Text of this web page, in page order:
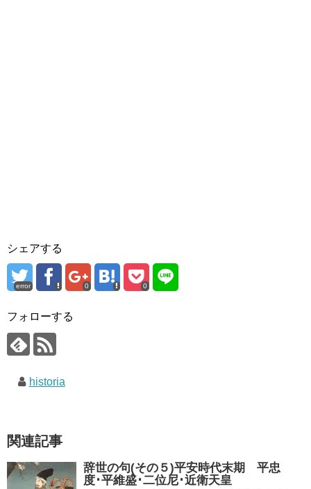
シェアする
error 0 0
フォローする
historia
関連記事
辞世の句(その５)平安時代末期 平忠
度･平維盛･二位尼･近衛天皇